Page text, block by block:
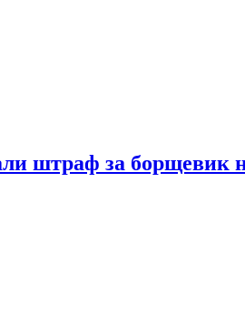
штраф за борщевик